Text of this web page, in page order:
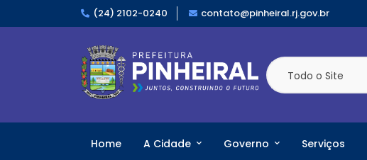
(24) 2102-0240 contato@pinheiral.rj.gov.br
Todo o Site
Home A Cidade Governo Serviços